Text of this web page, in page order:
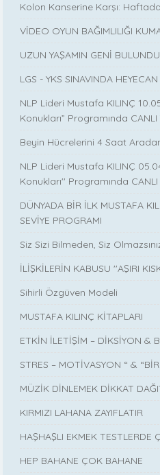
Kolon Kanserine Karşı:
VİDEO OYUN BAĞIMLILIĞI
UZUN YAŞAMIN GENİ BULUNDU
LGS - YKS SINAVINDA HEYECAN
NLP Lideri Mustafa KILINÇ
Konukları” Programında
Beyin Hücrelerini 4 Saat
NLP Lideri Mustafa KILINÇ
Konukları'' Programında
DÜNYADA BİR İLK MUSTAFA
SEVİYE PROGRAMI
Siz Sizi Bilmeden, Siz
İLİŞKİLERİN KABUSU ''AŞIRI
Sihirli Özgüven Modeli
MUSTAFA KILINÇ KİTAPLARI
ETKİN İLETİŞİM – DİKSİYON &
STRES – MOTİVASYON “ &
MÜZİK DİNLEMEK DİKKAT
KIRMIZI LAHANA ZAYIFLATIR
HAŞHAŞLI EKMEK TESTLERDE
HEP BAHANE ÇOK BAHANE